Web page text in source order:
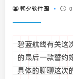
朝夕软件园
碧蓝航线有关这
的最后一款誓约
具体的聊聊这次